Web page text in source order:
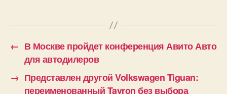
← В Москве пройдет конференция Авито Авто
для автодилеров
→ Представлен другой Volkswagen Tiguan:
переименованный Tayron без выбора